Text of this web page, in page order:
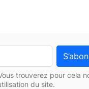
trouverez pour cela
du site.